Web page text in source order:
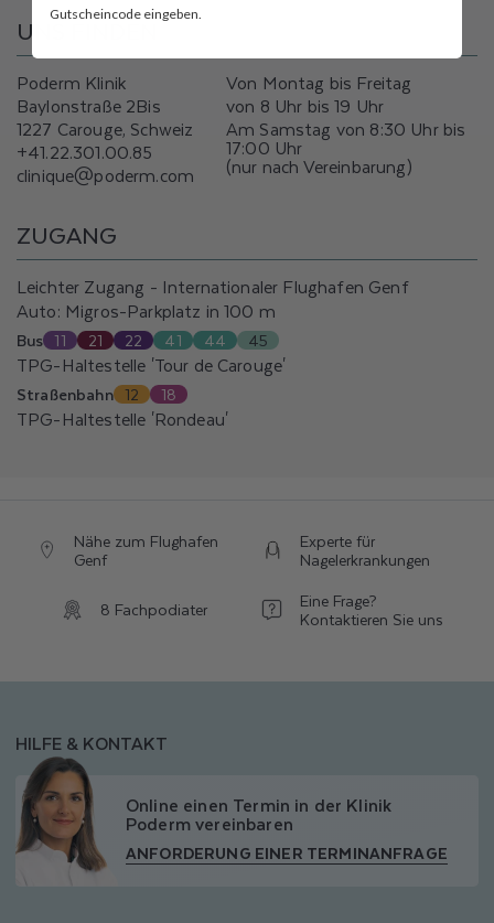
UNS FINDEN
Poderm Klinik
Baylonstraße 2Bis
1227 Carouge, Schweiz
+41.22.301.00.85
clinique@poderm.com
Von Montag bis Freitag
von 8 Uhr bis 19 Uhr
Am Samstag von 8:30 Uhr bis
17:00 Uhr
(nur nach Vereinbarung)
ZUGANG
Leichter Zugang - Internationaler Flughafen Genf
Auto: Migros-Parkplatz in 100 m
Bus 11 21 22 41 44 45
TPG-Haltestelle 'Tour de Carouge'
Straßenbahn 12 18
TPG-Haltestelle 'Rondeau'
Nähe zum Flughafen
Genf
Experte für
Nagelerkrankungen
8 Fachpodiater
Eine Frage?
Kontaktieren Sie uns
HILFE & KONTAKT
Online einen Termin in der Klinik
Poderm vereinbaren
ANFORDERUNG EINER TERMINANFRAGE
Gutscheincode eingeben.